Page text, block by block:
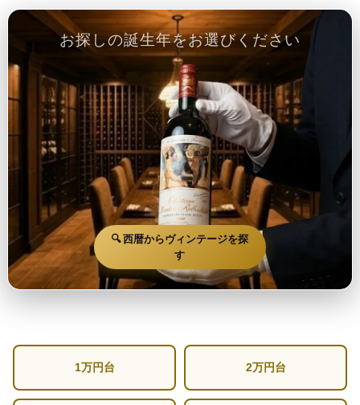
お探しの誕生年をお選びください
🔍 西暦からヴィンテージを探
す
1万円台 2万円台